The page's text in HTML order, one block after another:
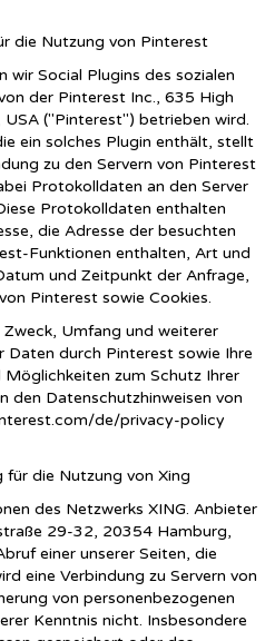
die Nutzung von Pinterest
wir Social Plugins des sozialen
der Pinterest Inc., 635 High
("Pinterest") betrieben wird.
ein solches Plugin enthält, stellt
zu den Servern von Pinterest
Protokolldaten an den Server
Protokolldaten enthalten
die Adresse der besuchten
Funktionen enthalten, Art und
und Zeitpunkt der Anfrage,
Pinterest sowie Cookies.
Umfang und weiterer
Daten durch Pinterest sowie Ihre
zum Schutz Ihrer
den Datenschutzhinweisen von
de/privacy-policy
für die Nutzung von Xing
des Netzwerks XING. Anbieter
29-32, 20354 Hamburg,
einer unserer Seiten, die
eine Verbindung zu Servern von
von personenbezogenen
Kenntnis nicht. Insbesondere